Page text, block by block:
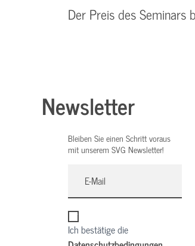
Der Preis des
Newsletter
Bleiben Sie einen Schritt voraus
mit unserem SVG Newsletter!
Ich bestätige die